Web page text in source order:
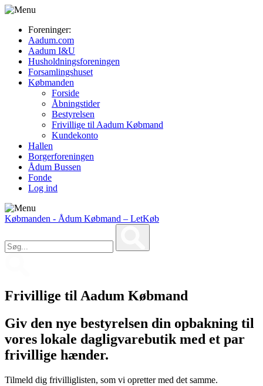
Foreninger:
Aadum.com
Aadum I&U
Husholdningsforeningen
Forsamlingshuset
Købmanden
Forside
Åbningstider
Bestyrelsen
Frivillige til Aadum Købmand
Kundekonto
Hallen
Borgerforeningen
Ådum Bussen
Fonde
Log ind
Købmanden - Ådum Købmand – LetKøb
Frivillige til Aadum Købmand
Giv den nye bestyrelsen din opbakning til
vores lokale dagligvarebutik med et par
frivillige hænder.
Tilmeld dig frivilliglisten, som vi opretter med det samme.